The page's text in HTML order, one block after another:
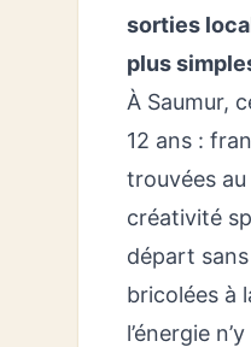
sorties
plus
À Saumur,
12 ans :
trouvées
créativité
départ
bricolées à
l’énergie